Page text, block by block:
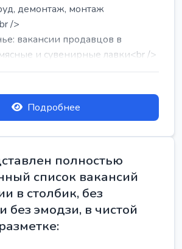
демонтаж, монтаж
/>
вакансии продавцов в
и сувенирные лавки<br />
сборку м...
Подробнее
полностью
список вакансий
в столбик, без
без эмодзи, в чистой